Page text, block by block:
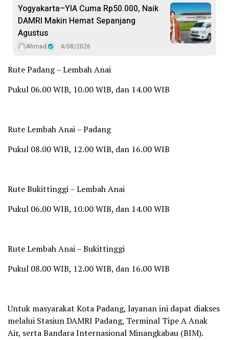
Yogyakarta–YIA Cuma Rp50.000, Naik
DAMRI Makin Hemat Sepanjang
Agustus
Ahmad 4/08/2026
Rute Padang – Lembah Anai
Pukul 06.00 WIB, 10.00 WIB, dan 14.00 WIB
Rute Lembah Anai – Padang
Pukul 08.00 WIB, 12.00 WIB, dan 16.00 WIB
Rute Bukittinggi – Lembah Anai
Pukul 06.00 WIB, 10.00 WIB, dan 14.00 WIB
Rute Lembah Anai – Bukittinggi
Pukul 08.00 WIB, 12.00 WIB, dan 16.00 WIB
Untuk masyarakat Kota Padang, layanan ini dapat diakses
melalui Stasiun DAMRI Padang, Terminal Tipe A Anak
Air, serta Bandara Internasional Minangkabau (BIM).